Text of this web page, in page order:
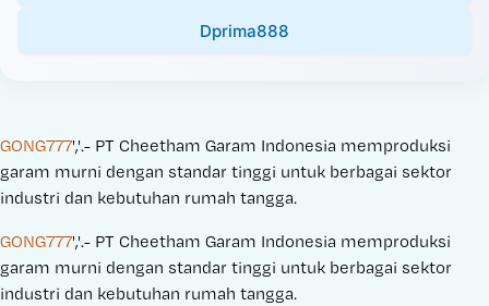
Dprima888
GONG777','.- PT Cheetham Garam Indonesia memproduksi
garam murni dengan standar tinggi untuk berbagai sektor
industri dan kebutuhan rumah tangga.
GONG777','.- PT Cheetham Garam Indonesia memproduksi
garam murni dengan standar tinggi untuk berbagai sektor
industri dan kebutuhan rumah tangga.